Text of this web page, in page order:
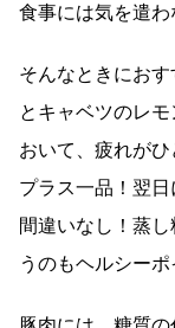
食事には気を遣わ
そんなときにお
とキャベツのレ
おいて、疲れが
プラス一品！翌
間違いなし！蒸
うのもヘルシーポ